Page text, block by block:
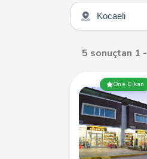
Şehir seçin
5 sonuçtan 1
Öne Çıkan